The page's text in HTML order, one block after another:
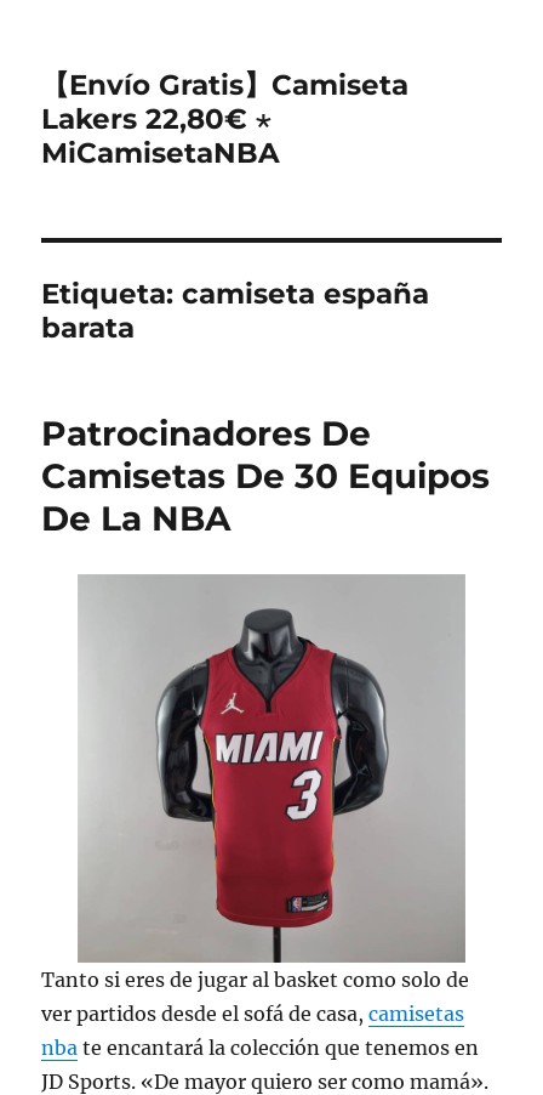
【Envío Gratis】Camiseta
Lakers 22,80€ ⋆
MiCamisetaNBA
Etiqueta:camiseta españa
barata
Patrocinadores De
Camisetas De 30 Equipos
De La NBA
Tanto si eres de jugar al basket como solo de
ver partidos desde el sofá de casa,camisetas
nba te encantará la colección que tenemos en
JD Sports. «De mayor quiero ser como mamá».